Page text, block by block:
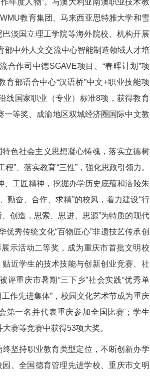
年度人物”。与澳大利亚南澳职业技术教
教育集团、马来西亚思特雅大学和雪
淡国立理工学院等海外院校、机构开展
部中外人文交流中心智能制造领域人才培
作司中德SGAVE项目、“春晖计划”项
部语合中心“汉语桥”中文+职业技能项
线国家职业（专业）标准8项，获得教育
一等奖、成渝地区双城经济圈国际中文教
色社会主义思想凝心铸魂，落实立德树
”、落实教育“三性”，强化思政引领力。
、工匠精神，挖掘办学历史底蕴和涪陵朱
勤奋、合作、求精”的校风，着力建设“行
创造，思索、思进、思源”为特质的现代
秀传统文化“百物匠心”非遗技艺传承创
示活动二等奖，成为重庆市首批文明校
近学生的技术技能与创新创业竞赛、社
重庆市暑期“三下乡”社会实践“优秀单
作先进集体”，校园文化艺术节成为重庆
第一名并代表重庆参加全国比赛；学生
赛等竞赛中获得53项大奖。
坚持职业教育类型定位，不断创新办学
、全国德育管理先进学校、重庆市文明